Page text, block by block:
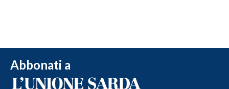
Abbonati a